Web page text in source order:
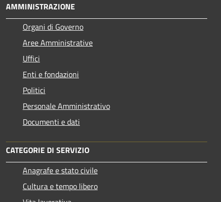
AMMINISTRAZIONE
Organi di Governo
Aree Amministrative
Uffici
Enti e fondazioni
Politici
Personale Amministrativo
Documenti e dati
CATEGORIE DI SERVIZIO
Anagrafe e stato civile
Cultura e tempo libero